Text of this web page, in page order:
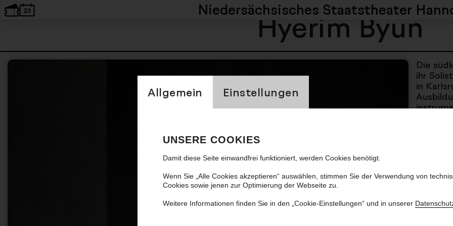
Allgemein Einstellungen
UNSERE COOKIES
Damit diese Seite einwandfrei funktioniert, werden Cookies benötigt.
Wenn Sie „Alle Cookies akzeptieren“ auswählen, stimmen Sie der Verwendung von
Cookies sowie jenen zur Optimierung der Webseite zu.
Weitere Informationen finden Sie in den „Cookie-Einstellungen“ und in unserer
Niedersächsisches Staatstheater
Hyerim Byun
Die
ihr
in
an der
Anne
Ralf
Markus
Preise